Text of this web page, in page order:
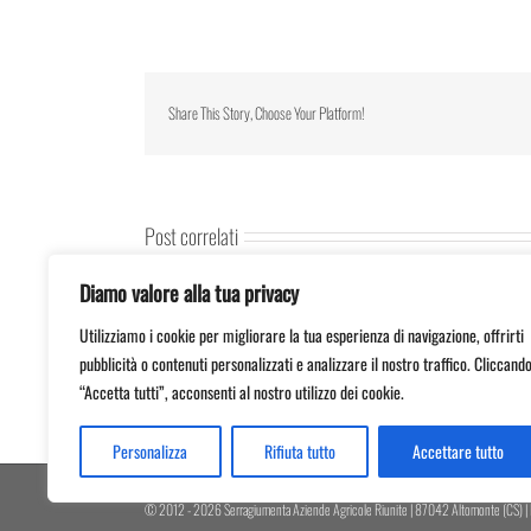
Diamo valore alla tua privacy
Utilizziamo i cookie per migliorare la tua esperienza di navigazione, offrirti
pubblicità o contenuti personalizzati e analizzare il nostro traffico. Cliccando
“Accetta tutti”, acconsenti al nostro utilizzo dei cookie.
Personalizza Rifiuta tutto Accettare tutto
Share This Story, Choose Your Platform!
Post correlati
Figlio di un Dio
minore: vini
spumanti da uve
Rosato in Bolle –
L’idea vincente di
Rita Bilotti
Fare impresa nel
© 2012 -2026 Serragiumenta Aziende Agricole Riunite | 87042 Altomonte